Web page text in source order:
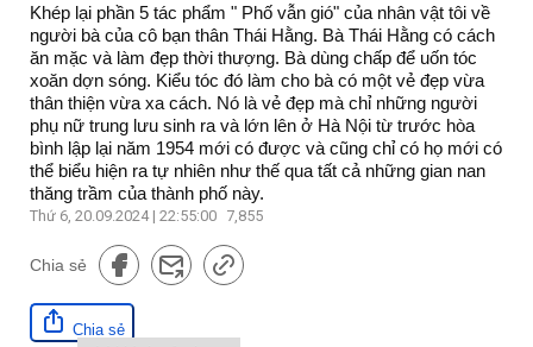
Khép lại phần 5 tác phẩm " Phố vẫn gió" của nhân vật tôi về
người bà của cô bạn thân Thái Hằng. Bà Thái Hằng có cách
ăn mặc và làm đẹp thời thượng. Bà dùng chấp để uốn tóc
xoăn dợn sóng. Kiểu tóc đó làm cho bà có một vẻ đẹp vừa
thân thiện vừa xa cách. Nó là vẻ đẹp mà chỉ những người
phụ nữ trung lưu sinh ra và lớn lên ở Hà Nội từ trước hòa
bình lập lại năm 1954 mới có được và cũng chỉ có họ mới có
thể biểu hiện ra tự nhiên như thế qua tất cả những gian nan
thăng trầm của thành phố này.
Thứ 6, 20.09.2024 | 22:55:00 7,855
Chia sẻ
Chia sẻ